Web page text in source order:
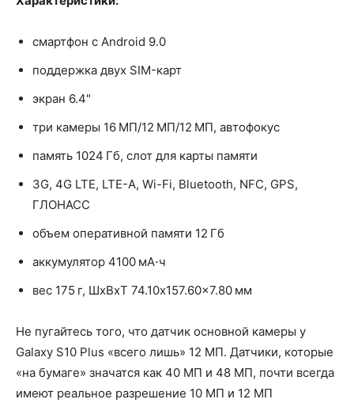
смартфон с Android 9.0
поддержка двух SIM-карт
экран 6.4"
три камеры 16 МП/12 МП/12 МП, автофокус
память 1024 Гб, слот для карты памяти
3G, 4G LTE, LTE-A, Wi-Fi, Bluetooth, NFC, GPS,
ГЛОНАСС
объем оперативной памяти 12 Гб
аккумулятор 4100 мА⋅ч
вес 175 г, ШxВxТ 74.10x157.60x7.80 мм
Не пугайтесь того, что датчик основной камеры у
Galaxy S10 Plus «всего лишь» 12 МП. Датчики, которые
«на бумаге» значатся как 40 МП и 48 МП, почти всегда
имеют реальное разрешение 10 МП и 12 МП